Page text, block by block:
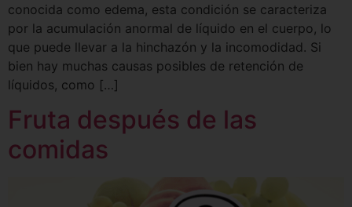
conocida como edema, esta condición se caracteriza
por la acumulación anormal de líquido en el cuerpo, lo
que puede llevar a la hinchazón y la incomodidad. Si
bien hay muchas causas posibles de retención de
líquidos, como […]
Fruta después de las
comidas